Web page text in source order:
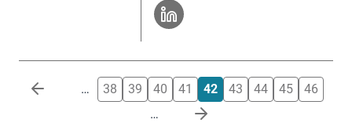
Paginación … 38 39 40 41 42 43 44 45
46
…